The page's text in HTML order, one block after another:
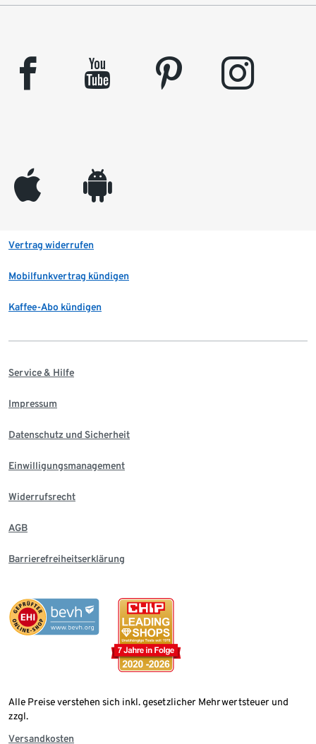
facebook youtube pinterest instagram
appleinc android
Vertrag widerrufen
Mobilfunkvertrag kündigen
Kaffee-Abo kündigen
Service & Hilfe
Impressum
Datenschutz und Sicherheit
Einwilligungsmanagement
Widerrufsrecht
AGB
Barrierefreiheitserklärung
Alle Preise verstehen sich inkl. gesetzlicher Mehrwertsteuer und
zzgl.
Versandkosten